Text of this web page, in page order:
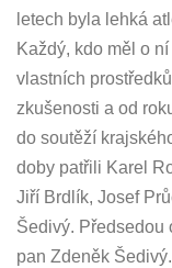
letech byla lehká
Každý, kdo měl o
vlastních
zkušenosti a od
do soutěží
doby patřili Karel
Jiří Brdlík, Josef
Šedivý. Předsedou
pan Zdeněk